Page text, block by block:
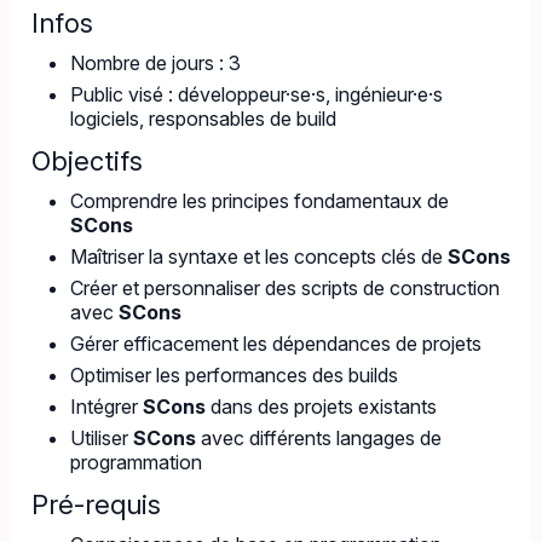
Infos
Nombre de jours : 3
Public visé : développeur·se·s, ingénieur·e·s
logiciels, responsables de build
Objectifs
Comprendre les principes fondamentaux de
SCons
Maîtriser la syntaxe et les concepts clés de SCons
Créer et personnaliser des scripts de construction
avec SCons
Gérer efficacement les dépendances de projets
Optimiser les performances des builds
Intégrer SCons dans des projets existants
Utiliser SCons avec différents langages de
programmation
Pré-requis